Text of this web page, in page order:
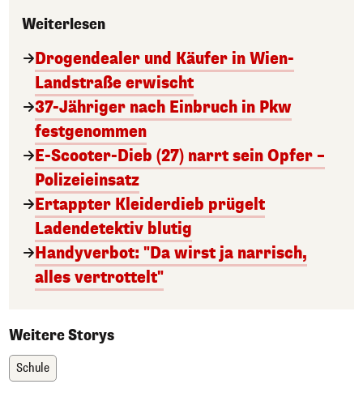
Weiterlesen
Drogendealer und Käufer in Wien-
Landstraße erwischt
37-Jähriger nach Einbruch in Pkw
festgenommen
E-Scooter-Dieb (27) narrt sein Opfer –
Polizeieinsatz
Ertappter Kleiderdieb prügelt
Ladendetektiv blutig
Handyverbot: "Da wirst ja narrisch,
alles vertrottelt"
Weitere Storys
Schule